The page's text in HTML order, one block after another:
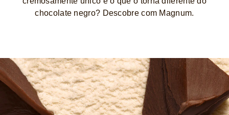
chocolate negro? Descobre com Magnum.